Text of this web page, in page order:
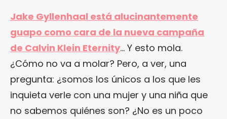
Jake Gyllenhaal está alucinantemente
guapo como cara de la nueva campaña
de Calvin Klein Eternity… Y esto mola.
¿Cómo no va a molar? Pero, a ver, una
pregunta: ¿somos los únicos a los que les
inquieta verle con una mujer y una niña que
no sabemos quiénes son? ¿No es un poco